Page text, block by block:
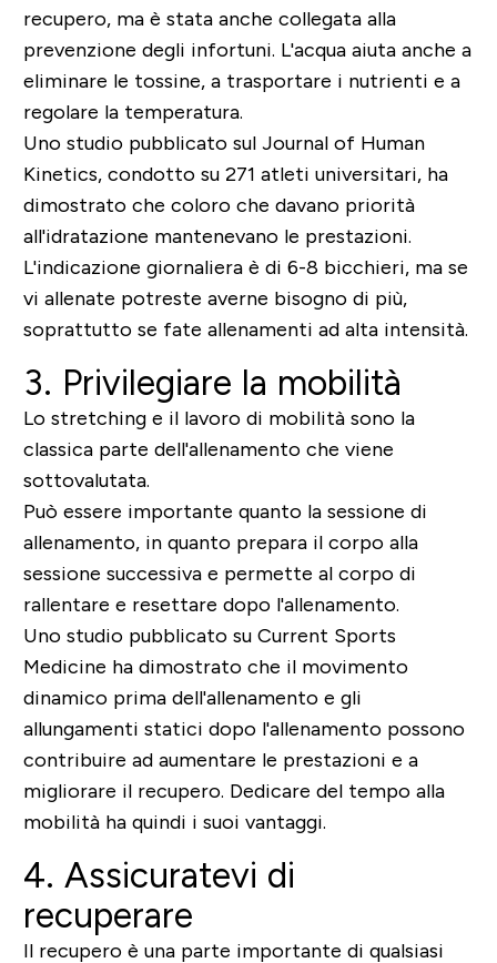
recupero, ma è stata anche collegata alla
prevenzione degli infortuni. L'acqua aiuta anche a
eliminare le tossine, a trasportare i nutrienti e a
regolare la temperatura.
Uno studio pubblicato sul Journal of Human
Kinetics, condotto su 271 atleti universitari, ha
dimostrato che coloro che davano priorità
all'idratazione mantenevano le prestazioni.
L'indicazione giornaliera è di 6-8 bicchieri, ma se
vi allenate potreste averne bisogno di più,
soprattutto se fate allenamenti ad alta intensità.
3. Privilegiare la mobilità
Lo stretching e il lavoro di mobilità sono la
classica parte dell'allenamento che viene
sottovalutata.
Può essere importante quanto la sessione di
allenamento, in quanto prepara il corpo alla
sessione successiva e permette al corpo di
rallentare e resettare dopo l'allenamento.
Uno studio pubblicato su Current Sports
Medicine ha dimostrato che il movimento
dinamico prima dell'allenamento e gli
allungamenti statici dopo l'allenamento possono
contribuire ad aumentare le prestazioni e a
migliorare il recupero. Dedicare del tempo alla
mobilità ha quindi i suoi vantaggi.
4. Assicuratevi di
recuperare
Il recupero è una parte importante di qualsiasi